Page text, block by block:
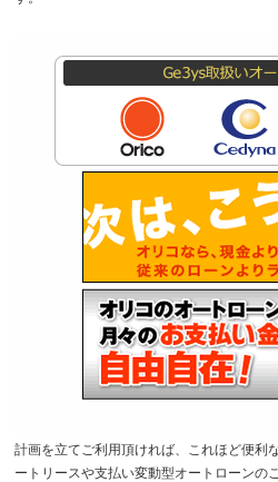
計画を立てご利用頂ければ、これほど便利
ートリースや支払い変動型オートローンの